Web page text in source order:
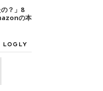
ことがで
難しいか
るほうが
ス|♀|9歳7
担当獣医
病気を起
めて治療
ほうがよ
玉を吐
のでした
ながら様
。毛玉を
て抜け毛
泄させる
法があり
？」8
の本